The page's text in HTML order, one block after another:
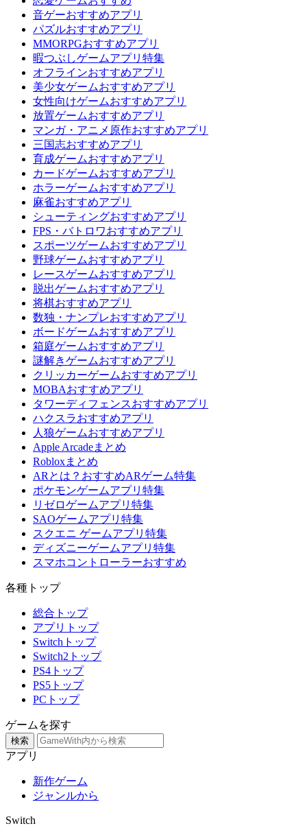
音ゲーおすすめアプリ
パズルおすすめアプリ
MMORPGおすすめアプリ
暇つぶしゲームアプリ特集
オフラインおすすめアプリ
美少女ゲームおすすめアプリ
女性向けゲームおすすめアプリ
放置ゲームおすすめアプリ
マンガ・アニメ原作おすすめアプリ
三国志おすすめアプリ
育成ゲームおすすめアプリ
カードゲームおすすめアプリ
ホラーゲームおすすめアプリ
麻雀おすすめアプリ
シューティングおすすめアプリ
FPS・バトロワおすすめアプリ
スポーツゲームおすすめアプリ
野球ゲームおすすめアプリ
レースゲームおすすめアプリ
脱出ゲームおすすめアプリ
将棋おすすめアプリ
数独・ナンプレおすすめアプリ
ボードゲームおすすめアプリ
箱庭ゲームおすすめアプリ
謎解きゲームおすすめアプリ
クリッカーゲームおすすめアプリ
MOBAおすすめアプリ
タワーディフェンスおすすめアプリ
ハクスラおすすめアプリ
人狼ゲームおすすめアプリ
Apple Arcadeまとめ
Robloxまとめ
ARとは？おすすめARゲーム特集
ポケモンゲームアプリ特集
リゼロゲームアプリ特集
SAOゲームアプリ特集
スクエニ ゲームアプリ特集
ディズニーゲームアプリ特集
スマホコントローラーおすすめ
各種トップ
総合トップ
アプリトップ
Switchトップ
Switch2トップ
PS4トップ
PS5トップ
PCトップ
ゲームを探す
検索
アプリ
新作ゲーム
ジャンルから
Switch